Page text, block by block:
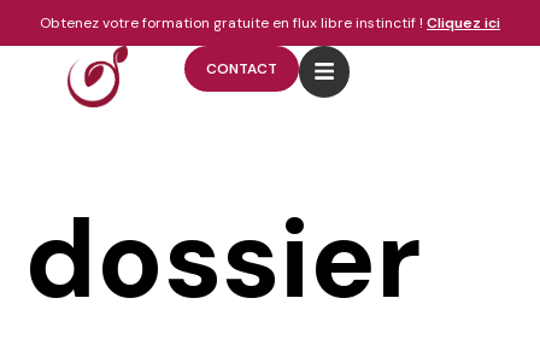
Obtenez votre formation gratuite en flux libre instinctif ! Cliquez ici
CONTACT
dossier